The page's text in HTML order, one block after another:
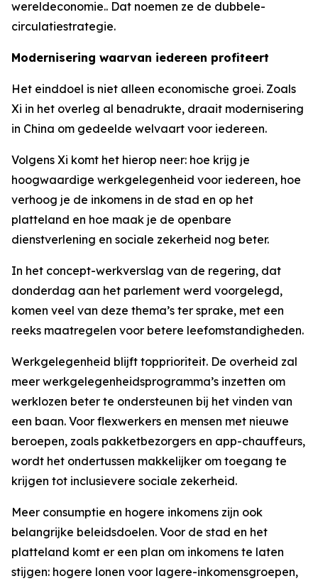
wereldeconomie.. Dat noemen ze de dubbele-
circulatiestrategie.
Modernisering waarvan iedereen profiteert
Het einddoel is niet alleen economische groei. Zoals
Xi in het overleg al benadrukte, draait modernisering
in China om gedeelde welvaart voor iedereen.
Volgens Xi komt het hierop neer: hoe krijg je
hoogwaardige werkgelegenheid voor iedereen, hoe
verhoog je de inkomens in de stad en op het
platteland en hoe maak je de openbare
dienstverlening en sociale zekerheid nog beter.
In het concept-werkverslag van de regering, dat
donderdag aan het parlement werd voorgelegd,
komen veel van deze thema’s ter sprake, met een
reeks maatregelen voor betere leefomstandigheden.
Werkgelegenheid blijft topprioriteit. De overheid zal
meer werkgelegenheidsprogramma’s inzetten om
werklozen beter te ondersteunen bij het vinden van
een baan. Voor flexwerkers en mensen met nieuwe
beroepen, zoals pakketbezorgers en app-chauffeurs,
wordt het ondertussen makkelijker om toegang te
krijgen tot inclusievere sociale zekerheid.
Meer consumptie en hogere inkomens zijn ook
belangrijke beleidsdoelen. Voor de stad en het
platteland komt er een plan om inkomens te laten
stijgen: hogere lonen voor lagere-inkomensgroepen,